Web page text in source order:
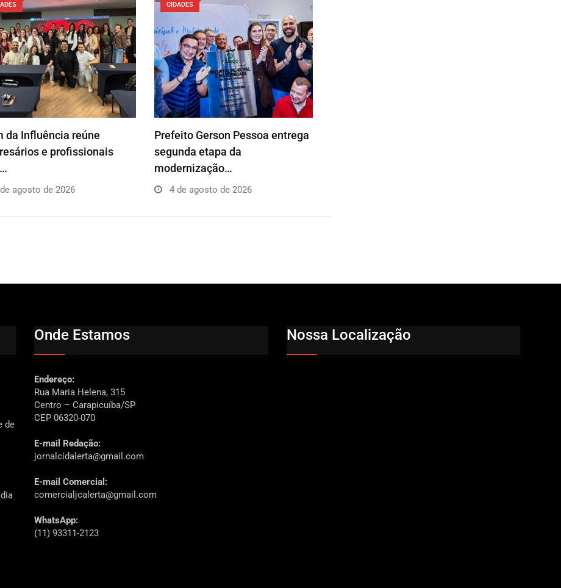
da Influência reúne
e profissionais
agosto de 2026
CIDADES
Prefeito Gerson Pessoa entrega
segunda etapa da
modernização…
4 de agosto de 2026
de
Onde Estamos
Endereço:
Rua Maria Helena, 315
Centro – Carapicuíba/SP
CEP 06320-070
E-mail Redação:
jornalcidalerta@gmail.com
E-mail Comercial:
comercialjcalerta@gmail.com
WhatsApp:
(11) 93311-2123
Nossa Localização